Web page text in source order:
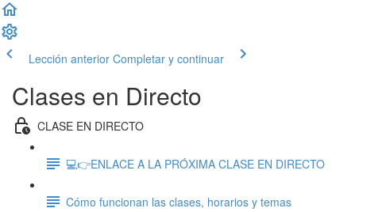
Lección anterior Completar y continuar
Clases en Directo
CLASE EN DIRECTO
💻👉ENLACE A LA PRÓXIMA CLASE EN DIRECTO
Cómo funcionan las clases, horarios y temas